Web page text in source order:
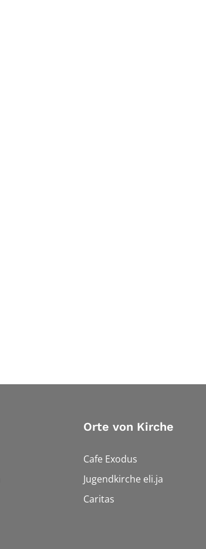
Orte von Kirche
Cafe Exodus
Jugendkirche eli.ja
Caritas